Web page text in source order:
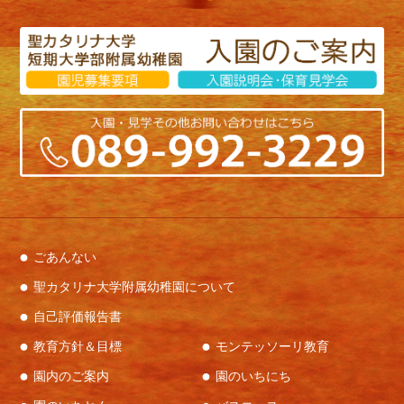
ごあんない
聖カタリナ大学附属幼稚園について
自己評価報告書
教育方針＆目標 モンテッソーリ教育
園内のご案内 園のいちにち